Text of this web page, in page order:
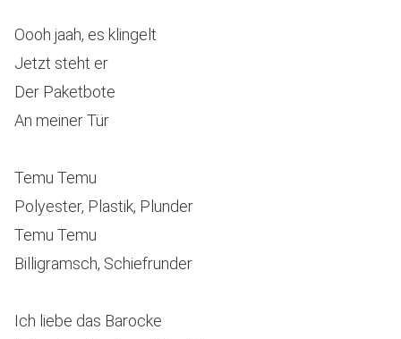
Oooh jaah, es klingelt
Jetzt steht er
Der Paketbote
An meiner Tür
Temu Temu
Polyester, Plastik, Plunder
Temu Temu
Billigramsch, Schiefrunder
Ich liebe das Barocke